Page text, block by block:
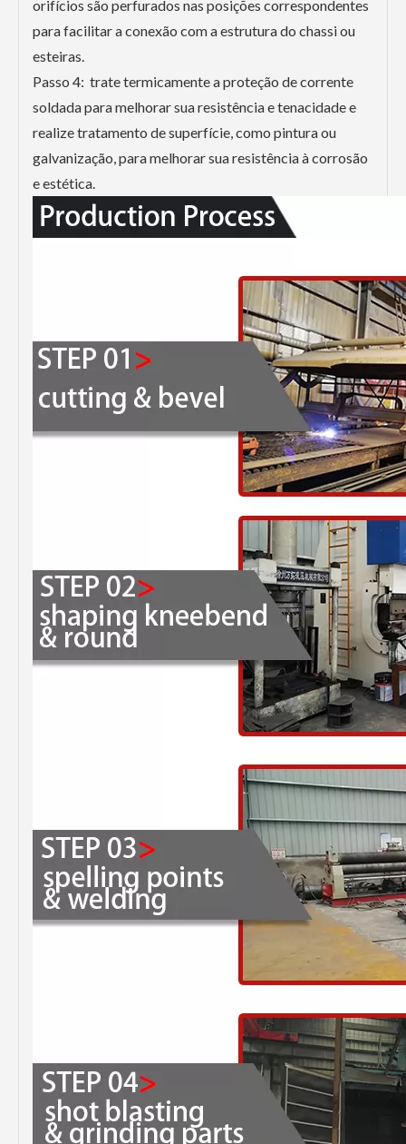
orifícios são perfurados nas posições correspondentes
para facilitar a conexão com a estrutura do chassi ou
esteiras.
Passo 4: trate termicamente a proteção de corrente
soldada para melhorar sua resistência e tenacidade e
realize tratamento de superfície, como pintura ou
galvanização, para melhorar sua resistência à corrosão
e estética.